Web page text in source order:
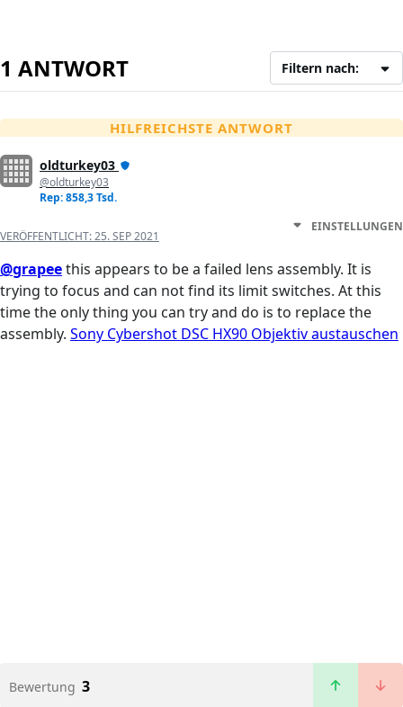
1 ANTWORT Filtern nach:
HILFREICHSTE ANTWORT
oldturkey03
@oldturkey03
Rep: 858,3 Tsd.
VERÖFFENTLICHT:25. SEP 2021
EINSTELLUNGEN
@grapeethis appears to be a failed lens assembly. It is
trying to focus and can not find its limit switches. At this
time the only thing you can try and do is to replace the
assembly. Sony Cybershot DSC HX90 Objektiv austauschen
Bewertung 3